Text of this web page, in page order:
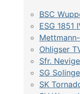
BSC
ESG 1851
Ohligser
Sfr.
SG
SK